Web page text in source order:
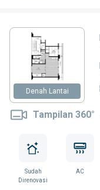
Denah Lantai
Tampilan 360°
Sudah
Direnovasi
AC